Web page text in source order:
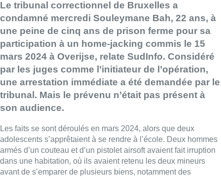
Le tribunal correctionnel de Bruxelles a
condamné mercredi Souleymane Bah, 22 ans, à
une peine de cinq ans de prison ferme pour sa
participation à un home-jacking commis le 15
mars 2024 à Overijse, relate SudInfo. Considéré
par les juges comme l’initiateur de l’opération,
une arrestation immédiate a été demandée par le
tribunal. Mais le prévenu n’était pas présent à
son audience.
Les faits se sont déroulés en mars 2024, alors que deux
adolescents s’apprêtaient à se rendre à l’école. Deux hommes
armés d’un couteau et d’un pistolet airsoft avaient fait irruption
dans une habitation, où ils avaient retenu les deux mineurs
avant de s’emparer de plusieurs biens, notamment des